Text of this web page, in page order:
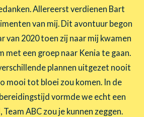
Allereerst verdienen Bart
van mij. Dit avontuur begon
van 2020 toen zij naar mij kwamen
met een groep naar Kenia te gaan.
plannen uitgezet nooit
mooi tot bloei zou komen. In de
vormde we echt een
ABC zou je kunnen zeggen.